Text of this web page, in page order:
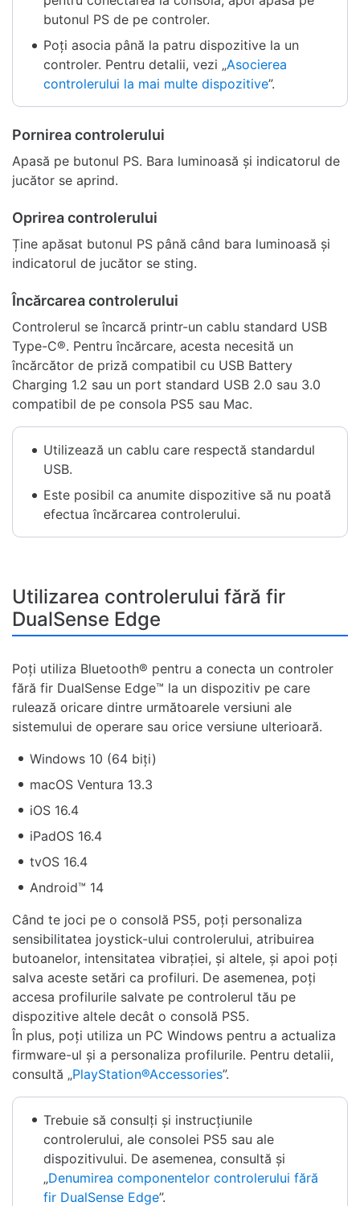
butonul PS de pe controler.
Poți asocia până la patru dispozitive la un
controler. Pentru detalii, vezi „Asocierea
controlerului la mai multe dispozitive”.
Pornirea controlerului
Apasă pe butonul PS. Bara luminoasă și indicatorul de
jucător se aprind.
Oprirea controlerului
Ține apăsat butonul PS până când bara luminoasă și
indicatorul de jucător se sting.
Încărcarea controlerului
Controlerul se încarcă printr-un cablu standard USB
Type-C®. Pentru încărcare, acesta necesită un
încărcător de priză compatibil cu USB Battery
Charging 1.2 sau un port standard USB 2.0 sau 3.0
compatibil de pe consola PS5 sau Mac.
Utilizează un cablu care respectă standardul
USB.
Este posibil ca anumite dispozitive să nu poată
efectua încărcarea controlerului.
Utilizarea controlerului fără fir
DualSense Edge
Poți utiliza Bluetooth® pentru a conecta un controler
fără fir DualSense Edge™ la un dispozitiv pe care
rulează oricare dintre următoarele versiuni ale
sistemului de operare sau orice versiune ulterioară.
Windows 10 (64 biți)
macOS Ventura 13.3
iOS 16.4
iPadOS 16.4
tvOS 16.4
Android™ 14
Când te joci pe o consolă PS5, poți personaliza
sensibilitatea joystick-ului controlerului, atribuirea
butoanelor, intensitatea vibrației, și altele, și apoi poți
salva aceste setări ca profiluri. De asemenea, poți
accesa profilurile salvate pe controlerul tău pe
dispozitive altele decât o consolă PS5.
În plus, poți utiliza un PC Windows pentru a actualiza
firmware-ul și a personaliza profilurile. Pentru detalii,
consultă „PlayStation®Accessories”.
Trebuie să consulți și instrucțiunile
controlerului, ale consolei PS5 sau ale
dispozitivului. De asemenea, consultă și
„Denumirea componentelor controlerului fără
fir DualSense Edge”.